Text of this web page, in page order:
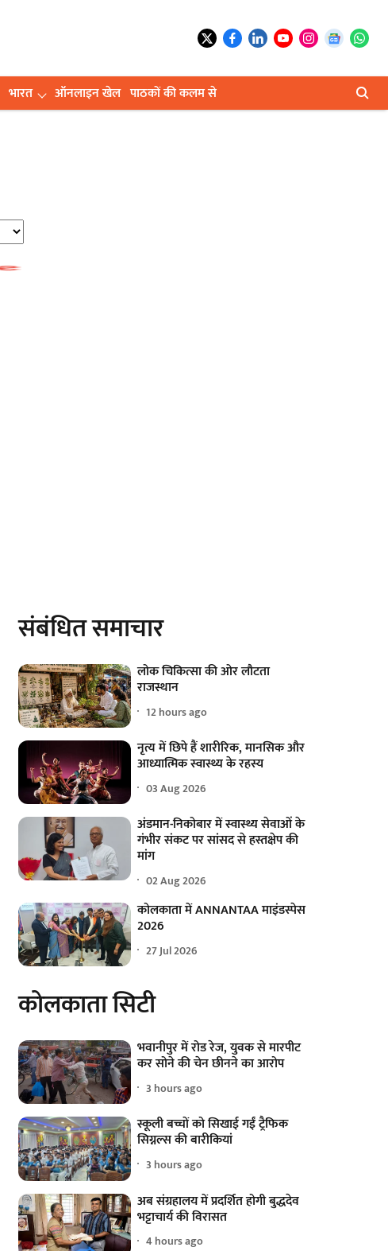
भारत ऑनलाइन खेल पाठकों की कलम से
संबंधित समाचार
लोक चिकित्सा की ओर लौटता
राजस्थान
12 hours ago
नृत्य में छिपे हैं शारीरिक, मानसिक और
आध्यात्मिक स्वास्थ्य के रहस्य
03 Aug 2026
अंडमान-निकोबार में स्वास्थ्य सेवाओं के
गंभीर संकट पर सांसद से हस्तक्षेप की
मांग
02 Aug 2026
कोलकाता में ANNANTAA माइंडस्पेस
2026
27 Jul 2026
कोलकाता सिटी
भवानीपुर में रोड रेज, युवक से मारपीट
कर सोने की चेन छीनने का आरोप
3 hours ago
स्कूली बच्चों को सिखाई गईं ट्रैफिक
सिग्नल्स की बारीकियां
3 hours ago
अब संग्रहालय में प्रदर्शित होगी बुद्धदेव
भट्टाचार्य की विरासत
4 hours ago